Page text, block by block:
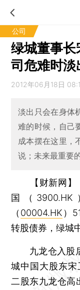
公司
绿城董事
司危难时淡
2012年06月18日
淡出只会在身体
难的时候，自己
成本摆在这里，
说；未来最重要
【财新网
国（
（ 00004.HK ）
转股债券，绿城
九龙仓入股后
城中国大股东
二股东九龙仓高